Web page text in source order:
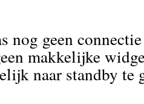
nog geen
makkelijke
naar standby te